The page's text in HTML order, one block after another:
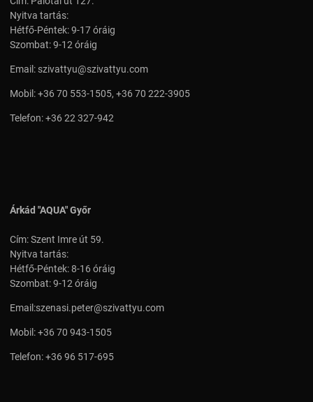
Nyitva tartás:
Hétfő-Péntek: 9-17 óráig
Szombat: 9-12 óráig
Email: szivattyu@szivattyu.com
Mobil:+36 70 553-1505, +36 70 222-3905
Telefon:+36 22 327-942
Árkád "AQUA" Győr
Cím: Szent Imre út 59.
Nyitva tartás:
Hétfő-Péntek: 8-16 óráig
Szombat: 9-12 óráig
Email:szenasi.peter@szivattyu.com
Mobil:+36 70 943-1505
Telefon:+36 96 517-695